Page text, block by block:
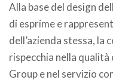
Alla base del design
di esprime e
dell’azienda stessa, la
rispecchia nella
Group e nel servizio